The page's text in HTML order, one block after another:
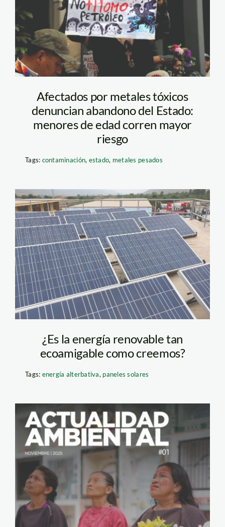
Afectados por metales tóxicos
denuncian abandono del Estado:
menores de edad corren mayor
riesgo
Tags: contaminación, estado, metales pesados
energia solar – andina
¿Es la energía renovable tan
ecoamigable como creemos?
Tags: energía alterbativa, paneles solares
portada-revista-
actualidad-ambiental